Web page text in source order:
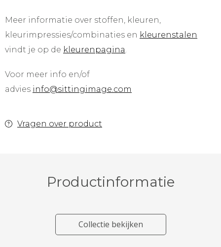
Meer informatie over stoffen, kleuren,
kleurimpressies/combinaties en kleurenstalen
vindt je op de kleurenpagina.
Voor meer info en/of
advies info@sittingimage.com
Vragen over product
Productinformatie
Collectie bekijken